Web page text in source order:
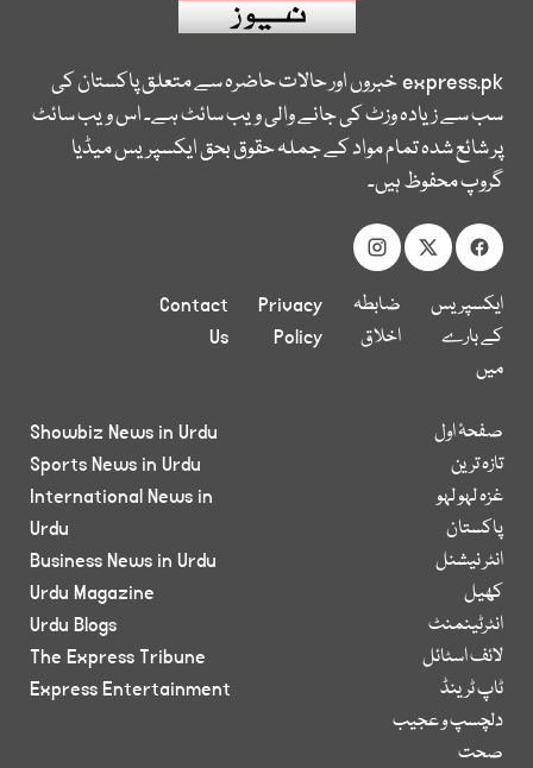
express.pkخبروں اور حالات حاضرہ سے متعلق پاکستان کی
سب سے زیادہ وزٹ کی جانے والی ویب سائٹ ہے۔ اس ویب سائٹ
پر شائع شدہ تمام مواد کے جملہ حقوق بحق ایکسپریس میڈیا
گروپ محفوظ ہیں۔
ایکسپریس
کے بارے
میں
ضابطہ
اخلاق
Privacy
Policy
Contact
Us
صفحۂ اول
تازہ ترین
غزہ لہو لہو
پاکستان
انٹر نیشنل
کھیل
انٹرٹینمنٹ
لائف اسٹائل
ٹاپ ٹرینڈ
دلچسپ و عجیب
صحت
Showbiz News in Urdu
Sports News in Urdu
International News in
Urdu
Business News in Urdu
Urdu Magazine
Urdu Blogs
The Express Tribune
Express Entertainment